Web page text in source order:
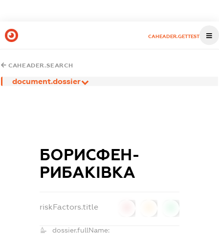
CAHEADER.GETTEST
CAHEADER.SEARCH
document.dossier
БОРИСФЕН-
РИБАКІВКА
riskFactors.title
dossier.fullName: